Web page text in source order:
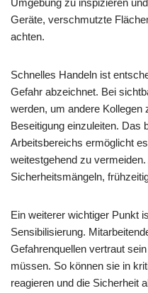
Umgebung zu inspizieren
Geräte, verschmutzte
achten.
Schnelles Handeln ist
Gefahr abzeichnet. Bei
werden, um andere
Beseitigung einzuleiten. Das
Arbeitsbereichs ermöglicht
weitestgehend zu
Sicherheitsmängeln,
Ein weiterer wichtiger Punkt
Sensibilisierung.
Gefahrenquellen vertraut
müssen. So können sie in
reagieren und die Sicherheit